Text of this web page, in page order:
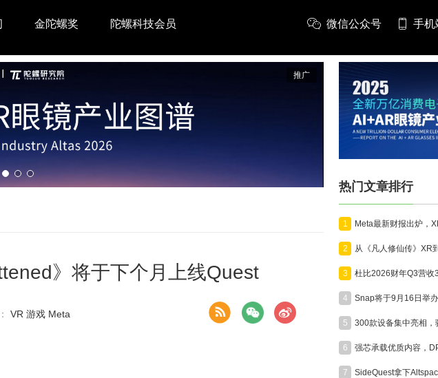
金陀螺奖 陀螺科技会员 微信公众号 手机
推广
》将于下个月上线Quest
VR 游戏 Meta
热门文章排行
1
2
3
4
5
6
7